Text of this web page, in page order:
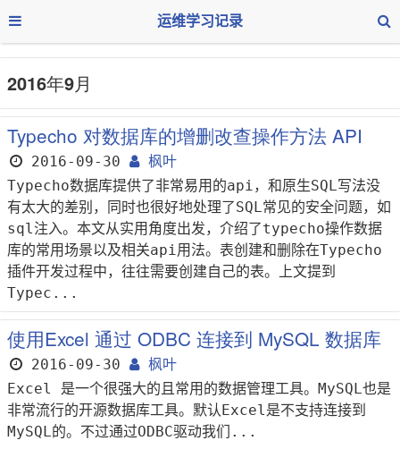
运维学习记录
2016年9月
Typecho 对数据库的增删改查操作方法 API
2016-09-30
枫叶
Typecho数据库提供了非常易用的api，和原生SQL写法没
有太大的差别，同时也很好地处理了SQL常见的安全问题，如
sql注入。本文从实用角度出发，介绍了typecho操作数据
库的常用场景以及相关api用法。表创建和删除在Typecho
插件开发过程中，往往需要创建自己的表。上文提到
Typec...
使用Excel 通过 ODBC 连接到 MySQL 数据库
2016-09-30
枫叶
Excel 是一个很强大的且常用的数据管理工具。MySQL也是
非常流行的开源数据库工具。默认Excel是不支持连接到
MySQL的。不过通过ODBC驱动我们...